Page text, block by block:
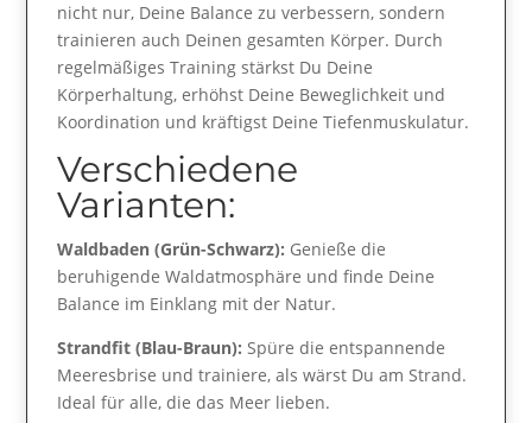
nicht nur, Deine Balance zu verbessern, sondern
trainieren auch Deinen gesamten Körper. Durch
regelmäßiges Training stärkst Du Deine
Körperhaltung, erhöhst Deine Beweglichkeit und
Koordination und kräftigst Deine Tiefenmuskulatur.
Verschiedene
Varianten:
Waldbaden (Grün-Schwarz): Genieße die
beruhigende Waldatmosphäre und finde Deine
Balance im Einklang mit der Natur.
Strandfit (Blau-Braun): Spüre die entspannende
Meeresbrise und trainiere, als wärst Du am Strand.
Ideal für alle, die das Meer lieben.